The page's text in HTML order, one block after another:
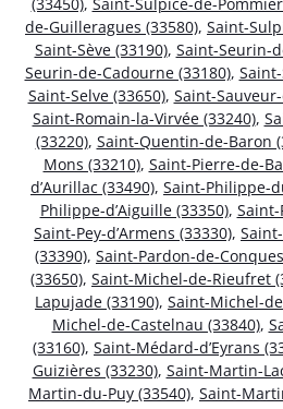
de-Guilleragues (33580), Saint-
Saint-Sève (33190), Saint-Seurin-
Seurin-de-Cadourne (33180),
Saint-Selve (33650), Saint-
Saint-Romain-la-Virvée (33240),
(33220), Saint-Quentin-de-Baron
Mons (33210), Saint-Pierre-de-
d’Aurillac (33490), Saint-Philippe-
Philippe-d’Aiguille (33350), Saint-
Saint-Pey-d’Armens (33330),
(33390), Saint-Pardon-de-
(33650), Saint-Michel-de-Rieufret
Lapujade (33190), Saint-Michel-
Michel-de-Castelnau (33840),
(33160), Saint-Médard-d’Eyrans
Guizières (33230), Saint-Martin-
Martin-du-Puy (33540), Saint-